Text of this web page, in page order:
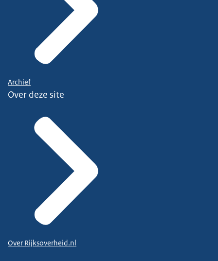
Archief
Over deze site
Over Rijksoverheid.nl